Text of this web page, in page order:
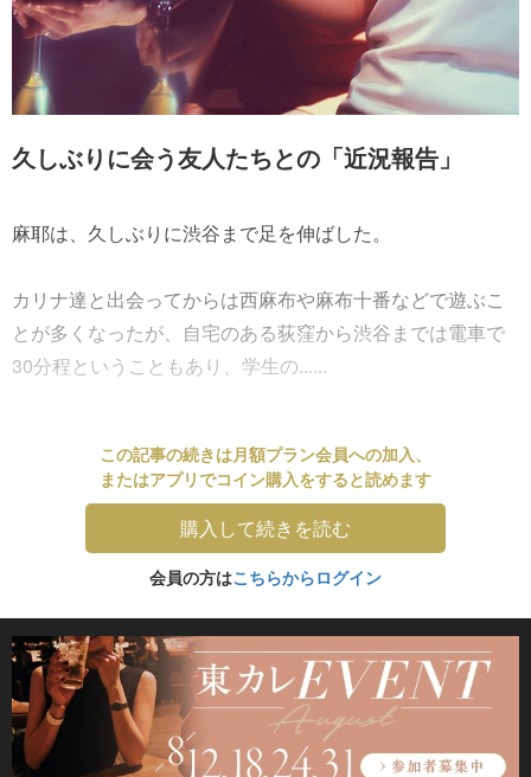
久しぶりに会う友人たちとの「近況報告」
麻耶は、久しぶりに渋谷まで足を伸ばした。
カリナ達と出会ってからは西麻布や麻布十番などで遊ぶこ
とが多くなったが、自宅のある荻窪から渋谷までは電車で
30分程ということもあり、学生の......
この記事の続きは月額プラン会員への加入、
またはアプリでコイン購入をすると読めます
購入して続きを読む
会員の方はこちらからログイン